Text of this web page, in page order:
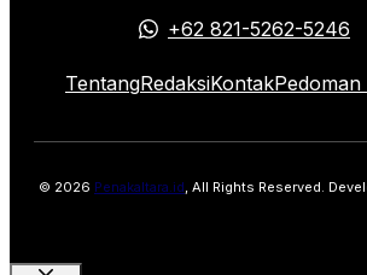
+62 821-5262-5246
TentangRedaksiKontak
© 2026 Penakaltara.id , All Rights Reserved.